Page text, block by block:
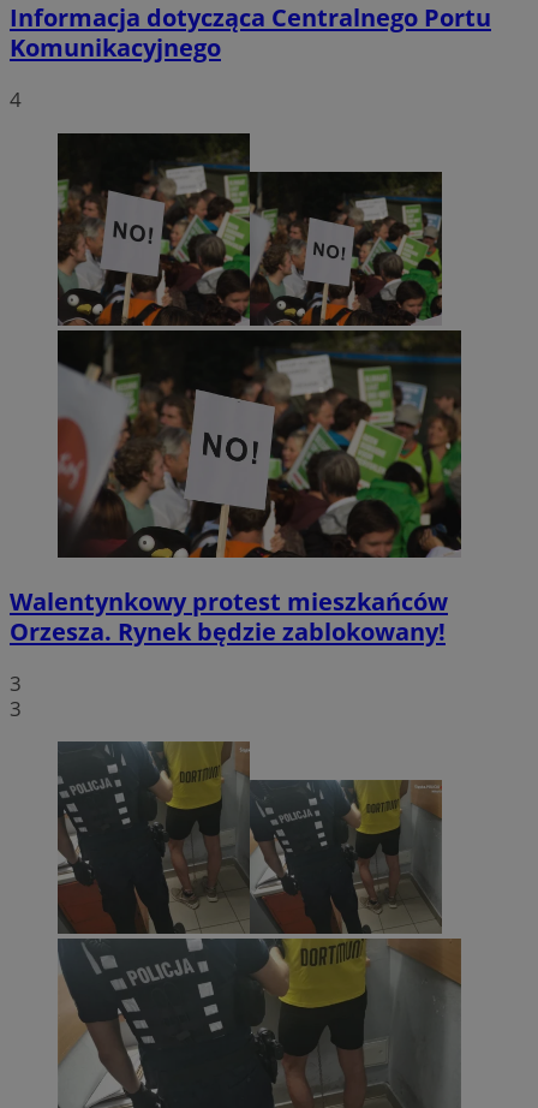
Informacja dotycząca Centralnego Portu
Komunikacyjnego
4
Walentynkowy protest mieszkańców
Orzesza. Rynek będzie zablokowany!
3
3